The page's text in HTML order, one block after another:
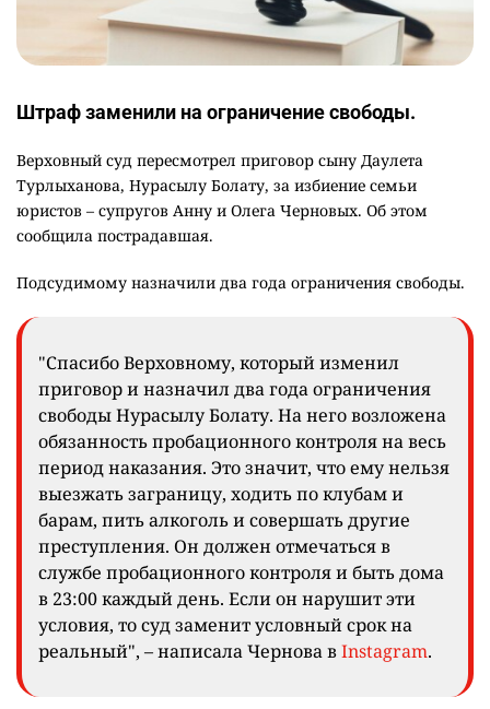
Штраф заменили на ограничение свободы.
Верховный суд пересмотрел приговор сыну Даулета
Турлыханова, Нурасылу Болату, за избиение семьи
юристов – супругов Анну и Олега Черновых. Об этом
сообщила пострадавшая.
Подсудимому назначили два года ограничения свободы.
"Спасибо Верховному, который изменил
приговор и назначил два года ограничения
свободы Нурасылу Болату. На него возложена
обязанность пробационного контроля на весь
период наказания. Это значит, что ему нельзя
выезжать заграницу, ходить по клубам и
барам, пить алкоголь и совершать другие
преступления. Он должен отмечаться в
службе пробационного контроля и быть дома
в 23:00 каждый день. Если он нарушит эти
условия, то суд заменит условный срок на
реальный", – написала Чернова вInstagram.